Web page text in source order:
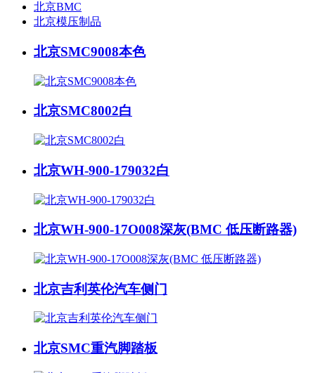
北京BMC
北京模压制品
北京SMC9008本色
北京SMC8002白
北京WH-900-179032白
北京WH-900-17O008深灰(BMC 低压断路器)
北京吉利英伦汽车侧门
北京SMC重汽脚踏板